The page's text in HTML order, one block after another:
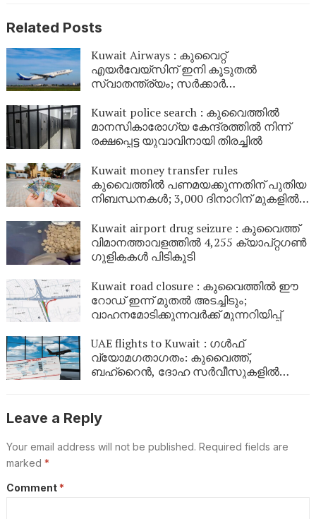
Related Posts
Kuwait Airways : കുവൈറ്റ്
എയർവേയ്‌സിന് ഇനി കൂടുതൽ
സ്വാതന്ത്ര്യം; സർക്കാർ
Kuwait police search : കുവൈത്തിൽ
മാനസികാരോഗ്യ കേന്ദ്രത്തിൽ നിന്ന്
രക്ഷപ്പെട്ട യുവാവിനായി തിരച്ചിൽ
Kuwait money transfer rules
കുവൈത്തിൽ പണമയക്കുന്നതിന് പുതിയ
നിബന്ധനകൾ; 3,000 ദിനാറിന് മുകളിൽ
Kuwait airport drug seizure : കുവൈത്ത്
വിമാനത്താവളത്തിൽ 4,255 ക്യാപ്റ്റഗൺ
ഗുളികകൾ പിടികൂടി
Kuwait road closure : കുവൈത്തിൽ ഈ
റോഡ് ഇന്ന് മുതൽ അടച്ചിടും;
വാഹനമോടിക്കുന്നവർക്ക് മുന്നറിയിപ്പ്
UAE flights to Kuwait : ഗൾഫ്
വ്യോമഗതാഗതം: കുവൈത്ത്,
ബഹ്റൈൻ, ദോഹ സർവീസുകളിൽ
Leave a Reply
Your email address will not be published. Required fields are
marked *
Comment *